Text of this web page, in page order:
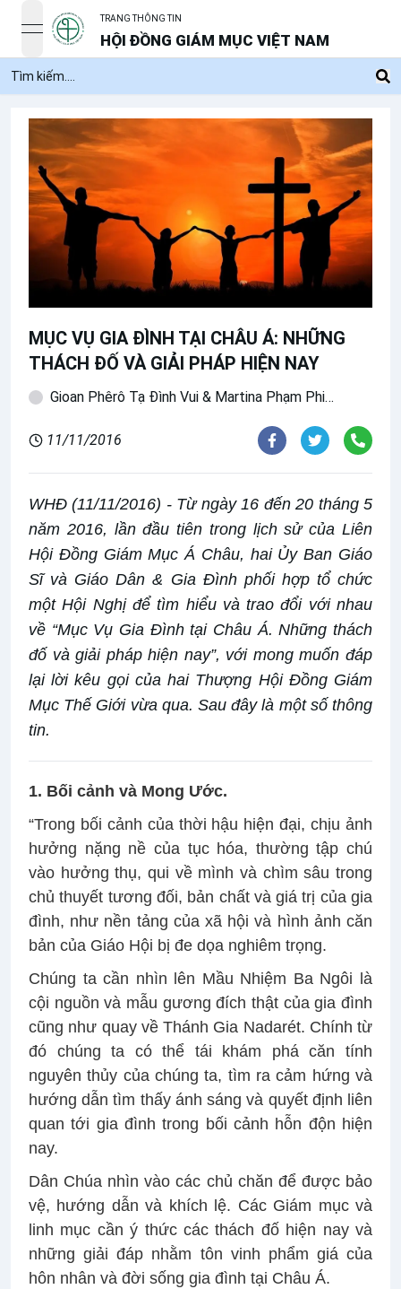
open navigation menu
TRANG THÔNG TIN
HỘI ĐỒNG GIÁM MỤC VIỆT NAM
MỤC VỤ GIA ĐÌNH TẠI CHÂU Á: NHỮNG
THÁCH ĐỐ VÀ GIẢI PHÁP HIỆN NAY
Gioan Phêrô Tạ Đình Vui & Martina Phạm Phi
11/11/2016
WHĐ (11/11/2016) - Từ ngày 16 đến 20 tháng 5
năm 2016, lần đầu tiên trong lịch sử của Liên
Hội Đồng Giám Mục Á Châu, hai Ủy Ban Giáo
Sĩ và Giáo Dân & Gia Đình phối hợp tổ chức
một Hội Nghị để tìm hiểu và trao đổi với nhau
về “Mục Vụ Gia Đình tại Châu Á. Những thách
đố và giải pháp hiện nay”, với mong muốn đáp
lại lời kêu gọi của hai Thượng Hội Đồng Giám
Mục Thế Giới vừa qua. Sau đây là một số thông
tin.
1. Bối cảnh và Mong Ước.
“Trong bối cảnh của thời hậu hiện đại, chịu ảnh
hưởng nặng nề của tục hóa, thường tập chú
vào hưởng thụ, qui về mình và chìm sâu trong
chủ thuyết tương đối, bản chất và giá trị của gia
đình, như nền tảng của xã hội và hình ảnh căn
bản của Giáo Hội bị đe dọa nghiêm trọng.
Chúng ta cần nhìn lên Mầu Nhiệm Ba Ngôi là
cội nguồn và mẫu gương đích thật của gia đình
cũng như quay về Thánh Gia Nadarét. Chính từ
đó chúng ta có thể tái khám phá căn tính
nguyên thủy của chúng ta, tìm ra cảm hứng và
hướng dẫn tìm thấy ánh sáng và quyết định liên
quan tới gia đình trong bối cảnh hỗn độn hiện
nay.
Dân Chúa nhìn vào các chủ chăn để được bảo
vệ, hướng dẫn và khích lệ. Các Giám mục và
linh mục cần ý thức các thách đố hiện nay và
những giải đáp nhằm tôn vinh phẩm giá của
hôn nhân và đời sống gia đình tại Châu Á.